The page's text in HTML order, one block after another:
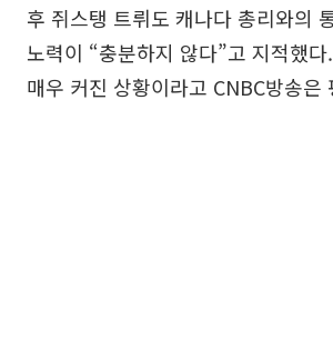
후 쥐스탱 트뤼도 캐나다 총리와의
노력이 “충분하지 않다”고 지적했
매우 커진 상황이라고 CNBC방송은